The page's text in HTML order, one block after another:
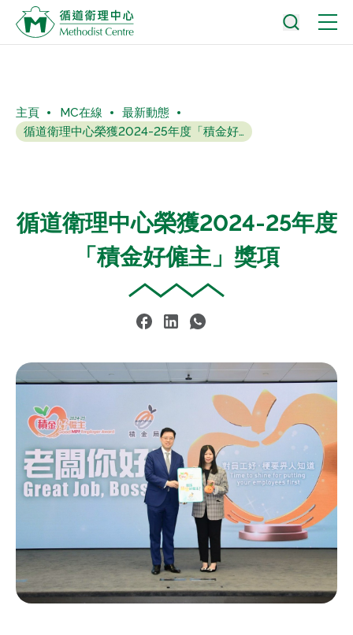
主頁 MC在線
最新動態
循道衛理中心榮獲2024-25年度「積金好僱主」獎項
循道衛理中心榮獲2024-25年度
「積金好僱主」獎項